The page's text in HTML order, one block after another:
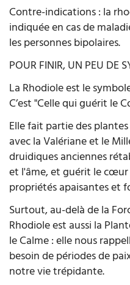
Contre-indications : la
indiquée en cas de
les personnes bipolaires.
POUR FINIR, UN PEU DE
La Rhodiole est le
C’est "Celle qui guérit le
Elle fait partie des
avec la Valériane et le
druidiques anciennes
et l'âme, et guérit le
propriétés apaisantes et
Surtout, au-delà de la
Rhodiole est aussi la
le Calme : elle nous
besoin de périodes de
notre vie trépidante.